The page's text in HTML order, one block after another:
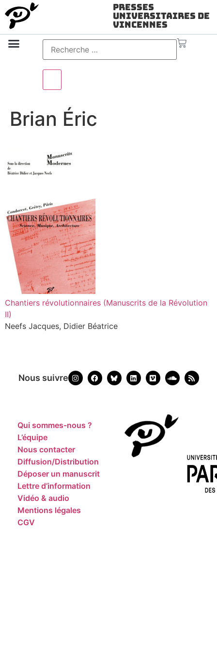
Presses
Universitaires de
Vincennes
Brian Éric
Chantiers révolutionnaires (Manuscrits de la Révolution
II)
Neefs Jacques, Didier Béatrice
Nous suivre
Qui sommes-nous ?
L’équipe
Nous contacter
Diffusion/Distribution
Déposer un manuscrit
Lettre d’information
Vidéo & audio
Mentions légales
CGV